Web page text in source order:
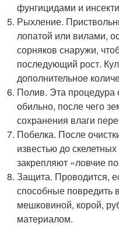
фунгицидами и
Рыхление.
лопатой или вилами,
сорняков снаружи,
последующий рост.
дополнительное
Полив. Эта процедура
обильно, после чего
сохранения влаги
Побелка. После
известью до
закрепляют «ловчие
Защита. Проводится,
способные
мешковиной, корой,
материалом.